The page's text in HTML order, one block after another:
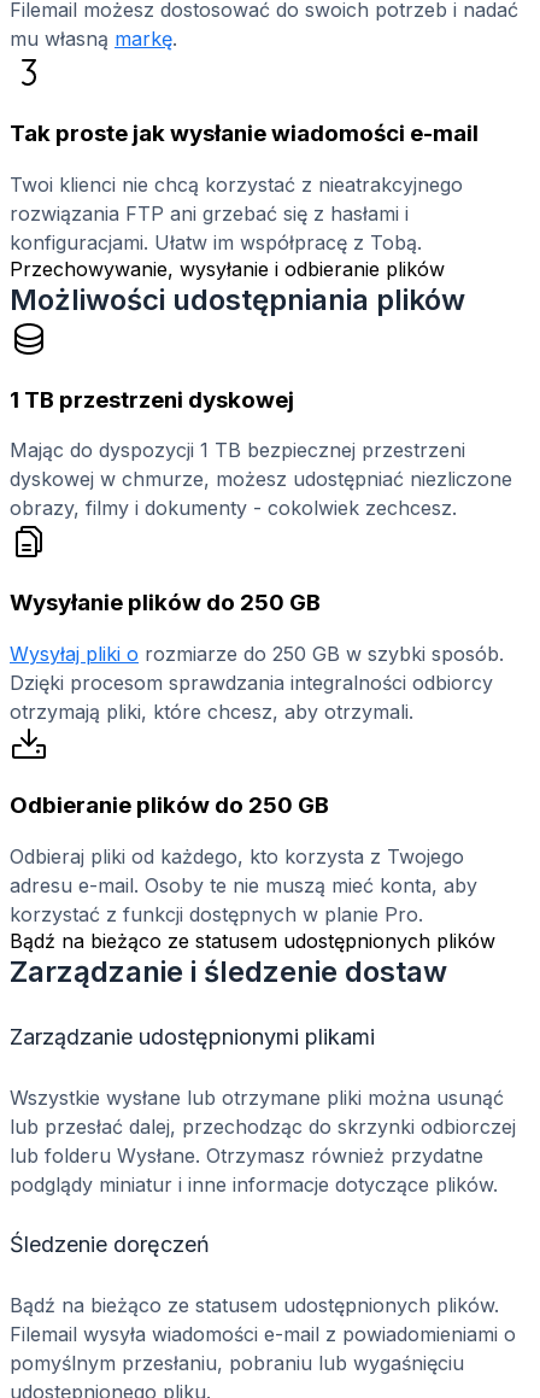
Filemail możesz dostosować do swoich potrzeb i nadać
mu własną markę.
Tak proste jak wysłanie wiadomości e-mail
Twoi klienci nie chcą korzystać z nieatrakcyjnego
rozwiązania FTP ani grzebać się z hasłami i
konfiguracjami. Ułatw im współpracę z Tobą.
Przechowywanie, wysyłanie i odbieranie plików
Możliwości udostępniania plików
1 TB przestrzeni dyskowej
Mając do dyspozycji 1 TB bezpiecznej przestrzeni
dyskowej w chmurze, możesz udostępniać niezliczone
obrazy, filmy i dokumenty - cokolwiek zechcesz.
Wysyłanie plików do 250 GB
Wysyłaj pliki o rozmiarze do 250 GB w szybki sposób.
Dzięki procesom sprawdzania integralności odbiorcy
otrzymają pliki, które chcesz, aby otrzymali.
Odbieranie plików do 250 GB
Odbieraj pliki od każdego, kto korzysta z Twojego
adresu e-mail. Osoby te nie muszą mieć konta, aby
korzystać z funkcji dostępnych w planie Pro.
Bądź na bieżąco ze statusem udostępnionych plików
Zarządzanie i śledzenie dostaw
Zarządzanie udostępnionymi plikami
Wszystkie wysłane lub otrzymane pliki można usunąć
lub przesłać dalej, przechodząc do skrzynki odbiorczej
lub folderu Wysłane. Otrzymasz również przydatne
podglądy miniatur i inne informacje dotyczące plików.
Śledzenie doręczeń
Bądź na bieżąco ze statusem udostępnionych plików.
Filemail wysyła wiadomości e-mail z powiadomieniami o
pomyślnym przesłaniu, pobraniu lub wygaśnięciu
udostępnionego pliku.